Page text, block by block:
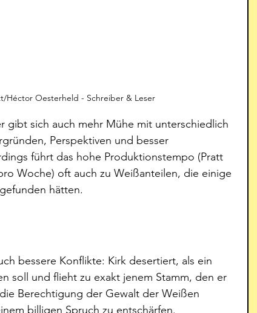
Héctor Oesterheld - Schreiber & Leser
gibt sich auch mehr Mühe mit unterschiedlich
Perspektiven und besser
führt das hohe Produktionstempo (Pratt
Woche) oft auch zu Weißanteilen, die einige
hätten.
bessere Konflikte: Kirk desertiert, als ein
soll und flieht zu exakt jenem Stamm, den er
Berechtigung der Gewalt der Weißen
billigen Spruch zu entschärfen.